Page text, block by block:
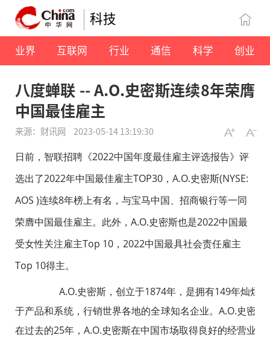
科技
业界 互联网 行业 通信 科学 创业
八度蝉联 -- A.O.史密斯连续8年荣膺
中国最佳雇主
来源：财讯网 2023-05-14 13:19:30
日前，智联招聘《2022中国年度最佳雇主评选报告》评
选出了2022年中国最佳雇主TOP30，A.O.史密斯(NYSE:
AOS )连续8年榜上有名，与宝马中国、招商银行等一同
荣膺中国最佳雇主。此外，A.O.史密斯也是2022中国最
受女性关注雇主Top 10，2022中国最具社会责任雇主
Top 10得主。
A.O.史密斯，创立于1874年，是拥有149年灿烂历
于产品和系统，行销世界各地的全球知名企业。A.O.史密
在过去的25年，A.O.史密斯在中国市场取得良好的经营业